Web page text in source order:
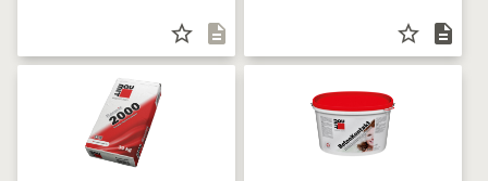
star_border description star_border description